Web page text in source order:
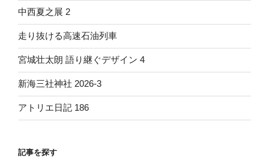
中西夏之展 2
走り抜ける高速石油列車
宮城壮太朗 語り継ぐデザイン 4
新海三社神社 2026-3
アトリエ日記 186
記事を探す